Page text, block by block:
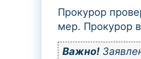
Прокурор
мер. Прокурор
Важно!